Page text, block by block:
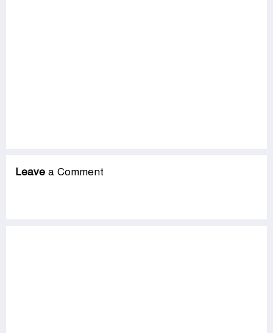
Leave a Comment